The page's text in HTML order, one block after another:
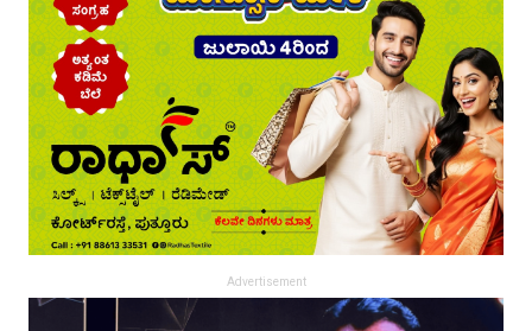
Advertisement